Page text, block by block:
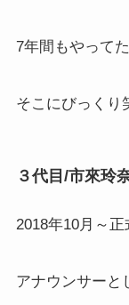
7年間もやって
そこにびっくり
３代目/市來玲
2018年10月～正
アナウンサーと